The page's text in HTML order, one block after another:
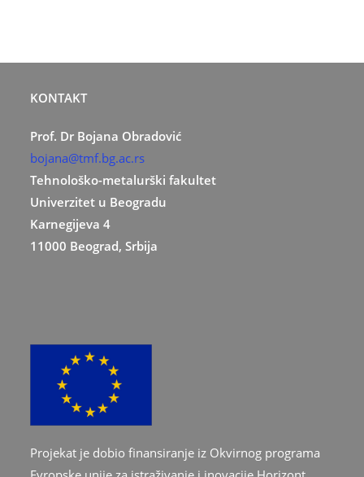
KONTAKT
Prof. Dr Bojana Obradović
bojana@tmf.bg.ac.rs
Tehnološko-metalurški fakultet
Univerzitet u Beogradu
Karnegijeva 4
11000 Beograd, Srbija
Projekat je dobio finansiranje iz Okvirnog programa